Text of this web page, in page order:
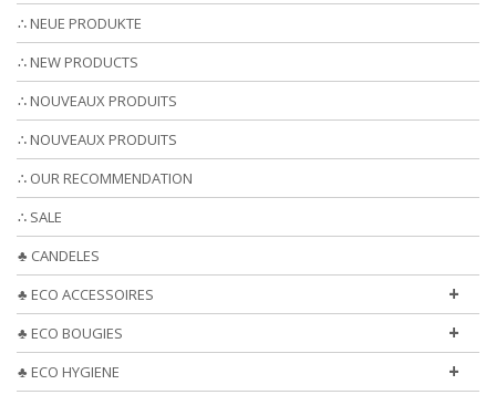
∴ NEUE PRODUKTE
∴ NEW PRODUCTS
∴ NOUVEAUX PRODUITS
∴ NOUVEAUX PRODUITS
∴ OUR RECOMMENDATION
∴ SALE
♣ CANDELES
+
♣ ECO ACCESSOIRES
+
♣ ECO BOUGIES
+
♣ ECO HYGIENE